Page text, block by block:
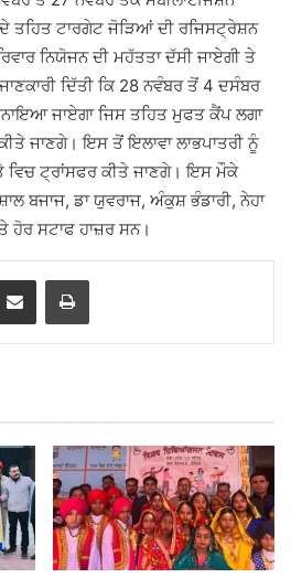
ਤਹਿਤ ਟਾਰਗੇਟ ਜੋੜਿਆਂ ਦੀ ਰਜਿਸਟ੍ਰੇਸ਼ਨ
ਨਿਯੋਜਨ ਦੀ ਮਹੱਤਤਾ ਦੱਸੀ ਜਾਏਗੀ ਤੇ
ਦਿੱਤੀ ਕਿ 28 ਨਵੰਬਰ ਤੋਂ 4 ਦਸੰਬਰ
ਜਾਏਗਾ ਜਿਸ ਤਹਿਤ ਮੁਫਤ ਕੈਂਪ ਲਗਾ
ਜਾਣਗੇ। ਇਸ ਤੋਂ ਇਲਾਵਾ ਲਾਭਪਾਤਰੀ ਨੂੰ
ਵਿਚ ਟ੍ਰਾਂਸਫਰ ਕੀਤੇ ਜਾਣਗੇ। ਇਸ ਮੌਕੇ
ਬਜਾਜ, ਡਾ ਯੁਵਰਾਜ, ਅੰਕੁਸ਼ ਭੰਡਾਰੀ, ਨੇਹਾ
ਹੋਰ ਸਟਾਫ ਹਾਜ਼ਰ ਸਨ।
Share via Email Print